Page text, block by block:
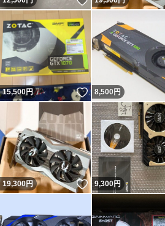
15,500円 いいね！
8,500 円
19,300円 いいね！
9,300円